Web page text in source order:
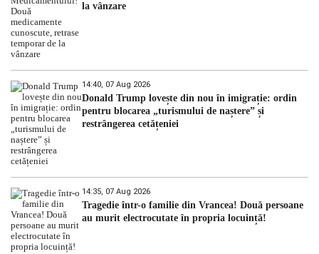
la vânzare
14:40, 07 Aug 2026
Donald Trump lovește din nou în imigrație: ordin
pentru blocarea „turismului de naștere” și
restrângerea cetățeniei
14:35, 07 Aug 2026
Tragedie într-o familie din Vrancea! Două persoane
au murit electrocutate în propria locuință!